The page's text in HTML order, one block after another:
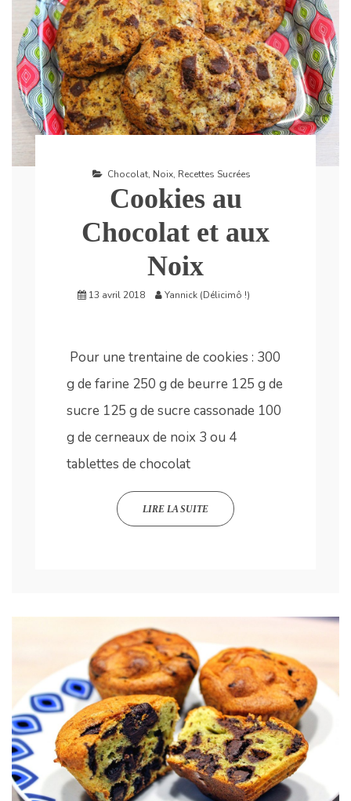
Chocolat, Noix, Recettes Sucrées
Cookies au
Chocolat et aux
Noix
13 avril 2018 Yannick (Délicimô !)
Pour une trentaine de cookies : 300
g de farine 250 g de beurre 125 g de
sucre 125 g de sucre cassonade 100
g de cerneaux de noix 3 ou 4
tablettes de chocolat
LIRE LA SUITE